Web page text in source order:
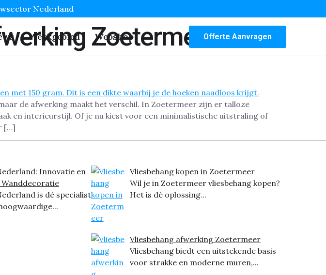
Nederland
Werkgebied Webshop Offerte Aanvragen
Zoetermeer
de afwerking maakt het verschil. In Zoetermeer zijn er talloze
en interieurstijl. Of je nu kiest voor een minimalistische uitstraling of
[…]
Innovatie en
Wanddecoratie
is dé specialist
Vliesbehang kopen in Zoetermeer
Wil je in Zoetermeer vliesbehang kopen?
Het is dé oplossing...
Vliesbehang afwerking Zoetermeer
Vliesbehang biedt een uitstekende basis
voor strakke en moderne muren,...